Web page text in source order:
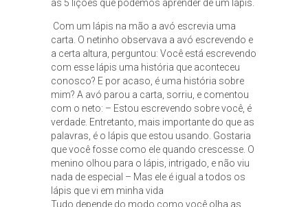
as 5 lições que podemos aprender de um lápis.
Com um lápis na mão a avó escrevia uma
carta. O netinho observava a avó escrevendo e
a certa altura, perguntou: Você está escrevendo
com esse lápis uma história que aconteceu
conosco? E por acaso, é uma história sobre
mim? A avó parou a carta, sorriu, e comentou
com o neto: – Estou escrevendo sobre você, é
verdade. Entretanto, mais importante do que as
palavras, é o lápis que estou usando. Gostaria
que você fosse como ele quando crescesse. O
menino olhou para o lápis, intrigado, e não viu
nada de especial – Mas ele é igual a todos os
lápis que vi em minha vida
Tudo depende do modo como você olha as